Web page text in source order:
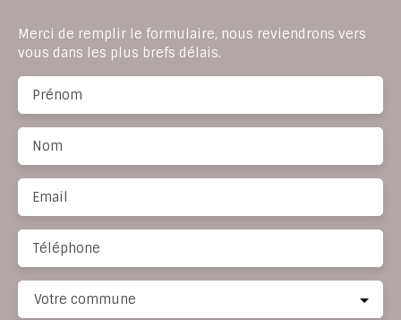
Merci de remplir le formulaire, nous reviendrons vers
vous dans les plus brefs délais.
Prénom
Nom
Email
Téléphone
Votre commune